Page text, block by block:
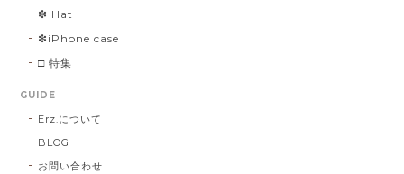
❇︎ Hat
❇︎iPhone case
□ 特集
GUIDE
Erz.について
BLOG
お問い合わせ